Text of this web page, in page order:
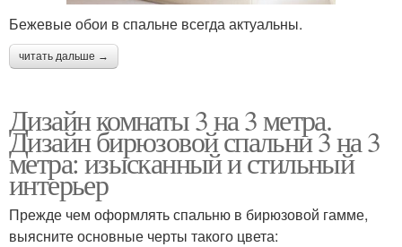
Бежевые обои в спальне всегда актуальны.
читать дальше →
Дизайн комнаты 3 на 3 метра.
Дизайн бирюзовой спальни 3 на 3
метра: изысканный и стильный
интерьер
Прежде чем оформлять спальню в бирюзовой гамме,
выясните основные черты такого цвета: